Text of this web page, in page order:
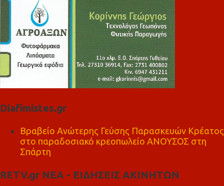
Diafimistes.gr
Βραβείο Ανώτερης Γεύσης Παρασκευών Κρέατος
στο παραδοσιακό κρεοπωλείο ΑΝΟΥΣΟΣ στη
Σπάρτη
RETV.gr ΝΕΑ - ΕΙΔΗΣΕΙΣ ΑΚΙΝΗΤΩΝ